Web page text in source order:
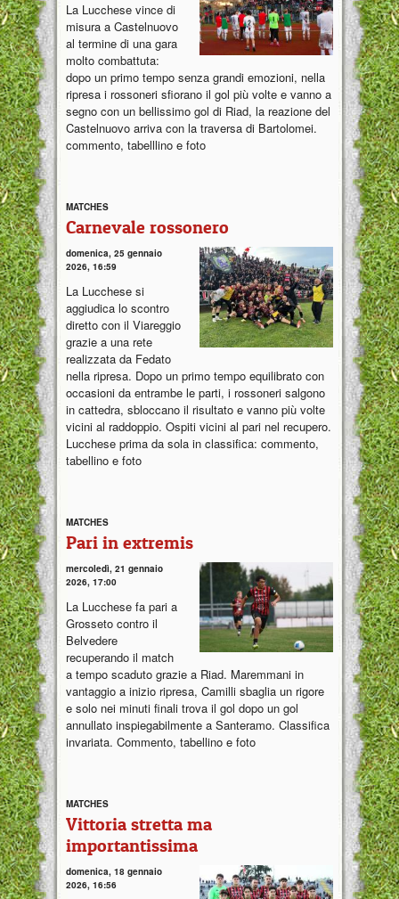
La Lucchese vince di
misura a Castelnuovo
al termine di una gara
molto combattuta:
dopo un primo tempo senza grandi emozioni, nella
ripresa i rossoneri sfiorano il gol più volte e vanno a
segno con un bellissimo gol di Riad, la reazione del
Castelnuovo arriva con la traversa di Bartolomei.
commento, tabelllino e foto
MATCHES
Carnevale rossonero
domenica, 25 gennaio
2026, 16:59
La Lucchese si
aggiudica lo scontro
diretto con il Viareggio
grazie a una rete
realizzata da Fedato
nella ripresa. Dopo un primo tempo equilibrato con
occasioni da entrambe le parti, i rossoneri salgono
in cattedra, sbloccano il risultato e vanno più volte
vicini al raddoppio. Ospiti vicini al pari nel recupero.
Lucchese prima da sola in classifica: commento,
tabellino e foto
MATCHES
Pari in extremis
mercoledì, 21 gennaio
2026, 17:00
La Lucchese fa pari a
Grosseto contro il
Belvedere
recuperando il match
a tempo scaduto grazie a Riad. Maremmani in
vantaggio a inizio ripresa, Camilli sbaglia un rigore
e solo nei minuti finali trova il gol dopo un gol
annullato inspiegabilmente a Santeramo. Classifica
invariata. Commento, tabellino e foto
MATCHES
Vittoria stretta ma
importantissima
domenica, 18 gennaio
2026, 16:56